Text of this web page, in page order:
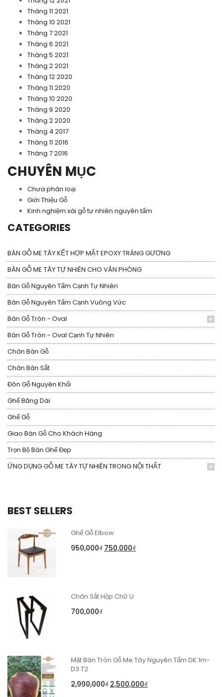
Tháng 11 2021
Tháng 10 2021
Tháng 7 2021
Tháng 6 2021
Tháng 5 2021
Tháng 2 2021
Tháng 12 2020
Tháng 11 2020
Tháng 10 2020
Tháng 9 2020
Tháng 2 2020
Tháng 4 2017
Tháng 11 2016
Tháng 7 2016
CHUYÊN MỤC
Chưa phân loại
Giới Thiệu Gỗ
Kinh nghiệm xài gỗ tự nhiên nguyên tấm
CATEGORIES
BÀN GỖ ME TÂY KẾT HỢP MẶT EPOXY TRÁNG GƯƠNG
BÀN GỖ ME TÂY TỰ NHIÊN CHO VĂN PHÒNG
Bàn Gỗ Nguyên Tấm Cạnh Tự Nhiên
Bàn Gỗ Nguyên Tấm Cạnh Vuông Vức
Bàn Gỗ Tròn - Oval
Bàn Gỗ Tròn - Oval Cạnh Tự Nhiên
Chân Bàn Gỗ
Chân Bàn Sắt
Đôn Gỗ Nguyên Khối
Ghế Băng Dài
Ghế Gỗ
Giao Bàn Gỗ Cho Khách Hàng
Trọn Bộ Bàn Ghế Đẹp
ỨNG DỤNG GỖ ME TÂY TỰ NHIÊN TRONG NỘI THẤT
BEST SELLERS
Ghế Gỗ Elbow
950,000₫ 750,000₫
Chân Sắt Hộp Chữ U
700,000₫
Mặt Bàn Tròn Gỗ Me Tây Nguyên Tấm DK 1m-
D3.T2
2,990,000₫ 2,500,000₫